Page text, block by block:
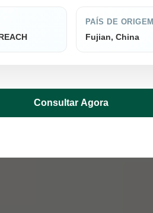
PAÍS DE ORIGEM
Fujian, China
Consultar Agora